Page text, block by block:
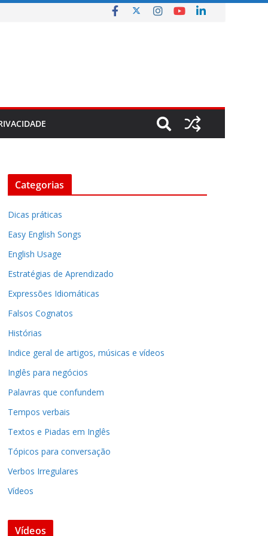
Categorias
Dicas práticas
Easy English Songs
English Usage
Estratégias de Aprendizado
Expressões Idiomáticas
Falsos Cognatos
Histórias
Indice geral de artigos, músicas e vídeos
Inglês para negócios
Palavras que confundem
Tempos verbais
Textos e Piadas em Inglês
Tópicos para conversação
Verbos Irregulares
Vídeos
Vídeos